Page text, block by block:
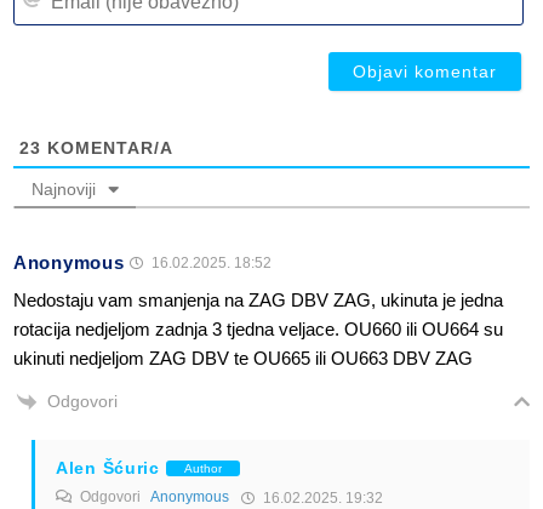
23 KOMENTAR/A
Najnoviji
Anonymous 16.02.2025. 18:52
Nedostaju vam smanjenja na ZAG DBV ZAG, ukinuta je jedna
rotacija nedjeljom zadnja 3 tjedna veljace. OU660 ili OU664 su
ukinuti nedjeljom ZAG DBV te OU665 ili OU663 DBV ZAG
Odgovori
Alen Šćuric Author
Odgovori Anonymous 16.02.2025. 19:32